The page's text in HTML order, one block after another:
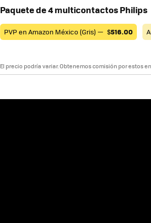
Paquete de 4 multicontactos Philips
PVP en Amazon México (Gris) — $516.00
El precio podría variar. Obtenemos comisión por estos